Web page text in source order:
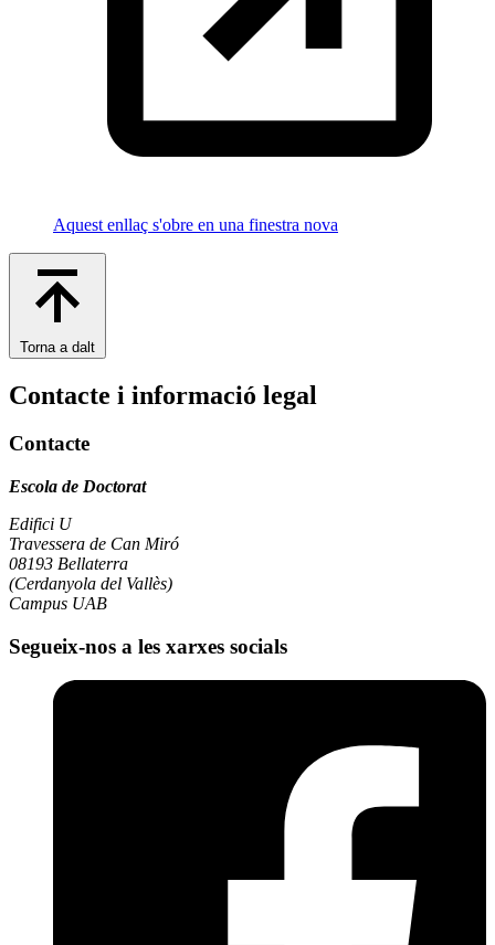
Aquest enllaç s'obre en una finestra nova
Torna a dalt
Contacte i informació legal
Contacte
Escola de Doctorat
Edifici U
Travessera de Can Miró
08193 Bellaterra
(Cerdanyola del Vallès)
Campus UAB
Segueix-nos a les xarxes socials